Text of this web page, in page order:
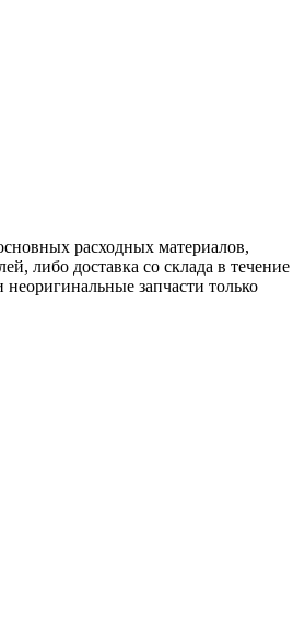
расходных материалов,
либо доставка со склада в течение
запчасти только